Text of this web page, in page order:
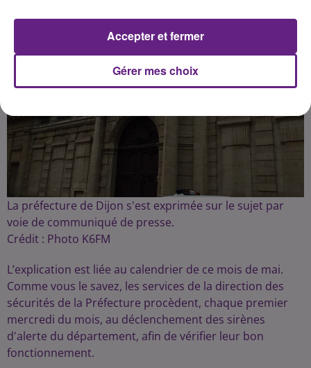
La préfecture de Dijon s'est exprimée sur le sujet par
voie de communiqué de presse.
Crédit : Photo K6FM
L’explication est liée au calendrier de ce mois de mai.
Comme vous le savez, les services de la direction des
sécurités de la Préfecture procèdent, chaque premier
mercredi du mois, au déclenchement des sirènes
d'alerte du département, afin de vérifier leur bon
fonctionnement.
Gérer mes choix
Accepter et fermer